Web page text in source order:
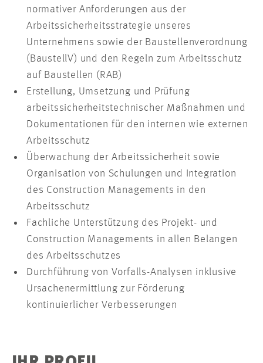
normativer Anforderungen aus der
Arbeitssicherheitsstrategie unseres
Unternehmens sowie der Baustellenverordnung
(BaustellV) und den Regeln zum Arbeitsschutz
auf Baustellen (RAB)
Erstellung, Umsetzung und Prüfung
arbeitssicherheitstechnischer Maßnahmen und
Dokumentationen für den internen wie externen
Arbeitsschutz
Überwachung der Arbeitssicherheit sowie
Organisation von Schulungen und Integration
des Construction Managements in den
Arbeitsschutz
Fachliche Unterstützung des Projekt- und
Construction Managements in allen Belangen
des Arbeitsschutzes
Durchführung von Vorfalls-Analysen inklusive
Ursachenermittlung zur Förderung
kontinuierlicher Verbesserungen